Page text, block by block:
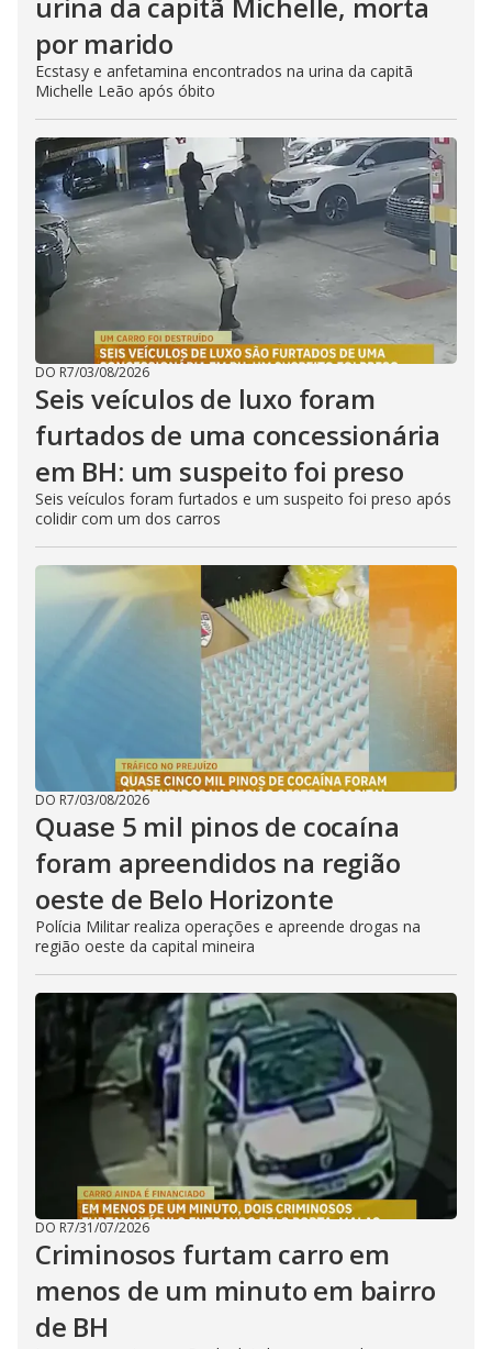
por marido
Ecstasy e anfetamina encontrados na urina da capitã
Michelle Leão após óbito
DO R7/03/08/2026
Seis veículos de luxo foram
furtados de uma concessionária
em BH: um suspeito foi preso
Seis veículos foram furtados e um suspeito foi preso após
colidir com um dos carros
DO R7/03/08/2026
Quase 5 mil pinos de cocaína
foram apreendidos na região
oeste de Belo Horizonte
Polícia Militar realiza operações e apreende drogas na
região oeste da capital mineira
DO R7/31/07/2026
Criminosos furtam carro em
menos de um minuto em bairro
de BH